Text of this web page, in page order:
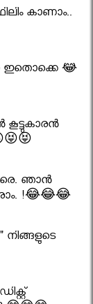
കാണാം..
ഇതൊക്കെ 😂
ഞാൻ
!😂😂😂